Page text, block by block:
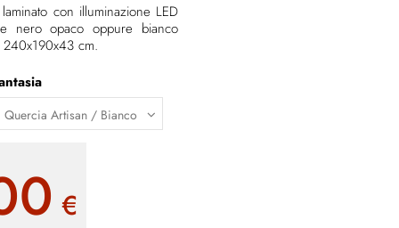
con illuminazione LED
nero opaco oppure bianco
cm.
€